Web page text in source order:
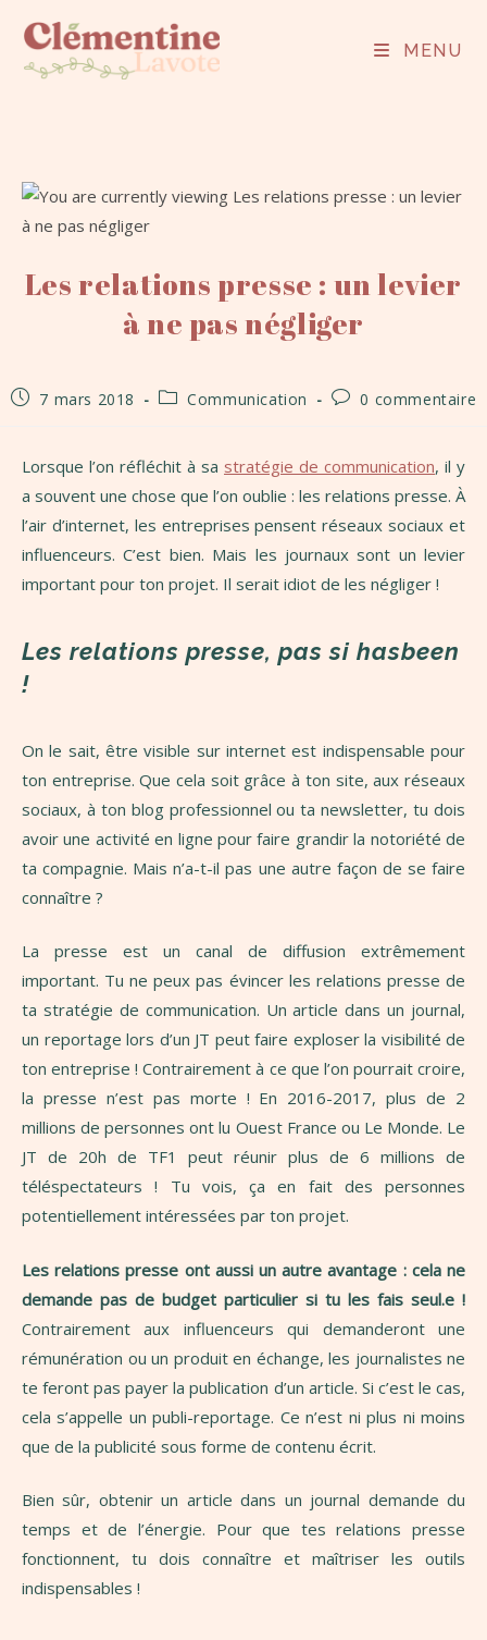
MENU
Les relations presse : un levier
à ne pas négliger
7 mars 2018 Communication 0 commentaire
Lorsque l’on réfléchit à sa stratégie de communication, il y
a souvent une chose que l’on oublie : les relations presse. À
l’air d’internet, les entreprises pensent réseaux sociaux et
influenceurs. C’est bien. Mais les journaux sont un levier
important pour ton projet. Il serait idiot de les négliger !
Les relations presse, pas si hasbeen
!
On le sait, être visible sur internet est indispensable pour
ton entreprise. Que cela soit grâce à ton site, aux réseaux
sociaux, à ton blog professionnel ou ta newsletter, tu dois
avoir une activité en ligne pour faire grandir la notoriété de
ta compagnie. Mais n’a-t-il pas une autre façon de se faire
connaître ?
La presse est un canal de diffusion extrêmement
important. Tu ne peux pas évincer les relations presse de
ta stratégie de communication. Un article dans un journal,
un reportage lors d’un JT peut faire exploser la visibilité de
ton entreprise ! Contrairement à ce que l’on pourrait croire,
la presse n’est pas morte ! En 2016-2017, plus de 2
millions de personnes ont lu Ouest France ou Le Monde. Le
JT de 20h de TF1 peut réunir plus de 6 millions de
téléspectateurs ! Tu vois, ça en fait des personnes
potentiellement intéressées par ton projet.
Les relations presse ont aussi un autre avantage : cela ne
demande pas de budget particulier si tu les fais seul.e !
Contrairement aux influenceurs qui demanderont une
rémunération ou un produit en échange, les journalistes ne
te feront pas payer la publication d’un article. Si c’est le cas,
cela s’appelle un publi-reportage. Ce n’est ni plus ni moins
que de la publicité sous forme de contenu écrit.
Bien sûr, obtenir un article dans un journal demande du
temps et de l’énergie. Pour que tes relations presse
fonctionnent, tu dois connaître et maîtriser les outils
indispensables !